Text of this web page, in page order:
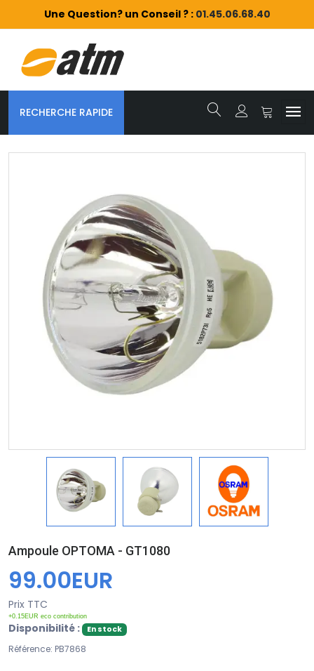
Une Question? un Conseil ? : 01.45.06.68.40
RECHERCHE RAPIDE
Ampoule OPTOMA - GT1080
99.00EUR
Prix TTC
+0.15EUR eco contribution
Disponibilité : En stock
Référence: PB7868